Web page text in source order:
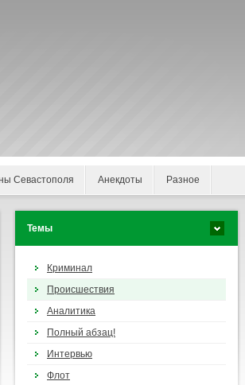
Севастополя Анекдоты Разное
Темы
Криминал
Происшествия
Аналитика
Полный абзац!
Интервью
Флот